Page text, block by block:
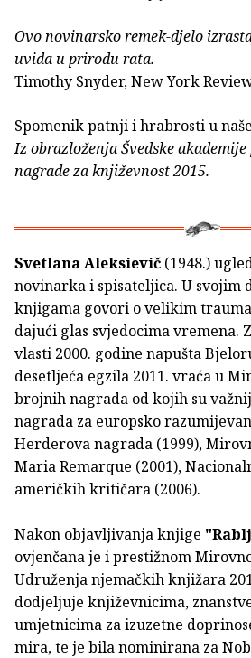
Ovo novinarsko remek-djelo
uvida u prirodu rata.
Timothy Snyder, New York
Spomenik patnji i hrabrosti u
Iz obrazloženja Švedske
nagrade za književnost 2015.
Svetlana Aleksievič (1948.)
novinarka i spisateljica. U
knjigama govori o velikim
dajući glas svjedocima vremena.
vlasti 2000. godine napušta
desetljeća egzila 2011. vraća u
brojnih nagrada od kojih su
nagrada za europsko
Herderova nagrada (1999),
Maria Remarque (2001),
američkih kritičara (2006).
Nakon objavljivanja knjige
ovjenčana je i prestižnom
Udruženja njemačkih knjižara
dodjeljuje književnicima,
umjetnicima za izuzetne
mira, te je bila nominirana za